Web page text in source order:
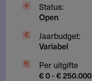
Status:
Open
Jaarbudget:
Variabel
Per uitgifte
€ 0 - € 250.000